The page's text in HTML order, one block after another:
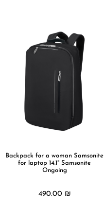
Backpack for a woman Samsonite
for laptop 14.1" Samsonite
Ongoing
490.00 ₪